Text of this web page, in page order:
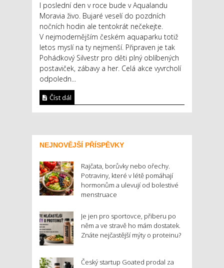
I poslední den v roce bude v Aqualandu
Moravia živo. Bujaré veselí do pozdních
nočních hodin ale tentokrát nečekejte.
V nejmodernějším českém aquaparku totiž
letos myslí na ty nejmenší. Připraven je tak
Pohádkový Silvestr pro děti plný oblíbených
postaviček, zábavy a her. Celá akce vyvrcholí
odpoledn...
Číst dál
NEJNOVĚJŠÍ PŘÍSPĚVKY
Rajčata, borůvky nebo ořechy.
Potraviny, které v létě pomáhají
hormonům a ulevují od bolestivé
menstruace
Je jen pro sportovce, přiberu po
něm a ve stravě ho mám dostatek.
Znáte nejčastější mýty o proteinu?
Český startup Goated prodal za